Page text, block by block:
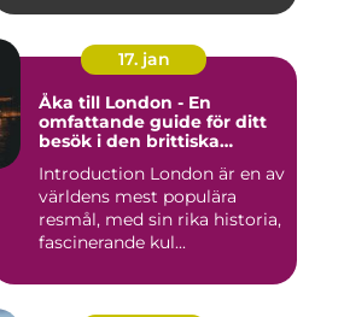
17. jan
Åka till London - En
omfattande guide för ditt
besök i den brittiska
Introduction London är en av
världens mest populära
resmål, med sin rika historia,
fascinerande kul...